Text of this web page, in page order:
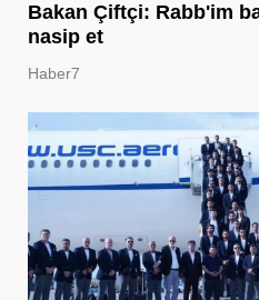
Bakan Çiftçi: Rabb'im
nasip et
Haber7